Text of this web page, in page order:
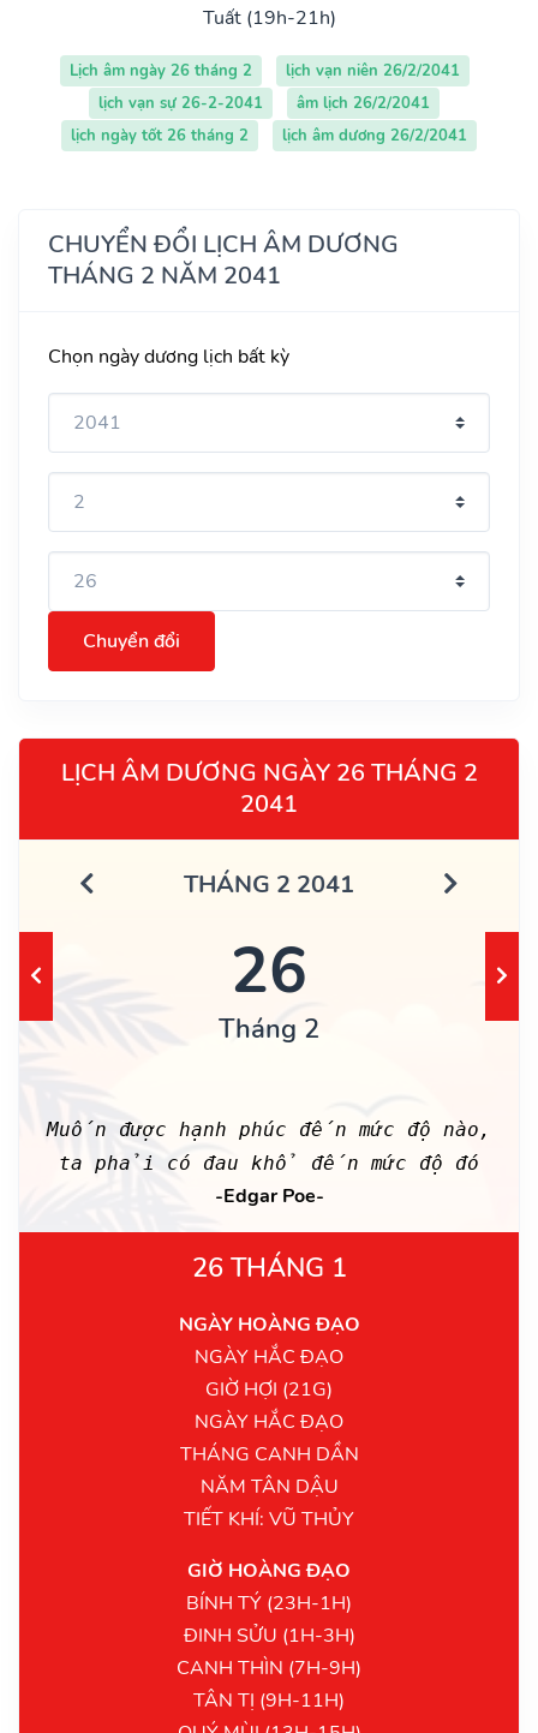
Tuất (19h-21h)
Lịch âm ngày 26 tháng 2
lịch vạn niên 26/2/2041
lịch vạn sự 26-2-2041
âm lịch 26/2/2041
lịch ngày tốt 26 tháng 2
lịch âm dương 26/2/2041
CHUYỂN ĐỔI LỊCH ÂM DƯƠNG
THÁNG 2 NĂM 2041
Chọn ngày dương lịch bất kỳ
Chuyển đổi
LỊCH ÂM DƯƠNG NGÀY 26 THÁNG 2
2041
THÁNG 2 2041
26
Tháng 2
Muốn được hạnh phúc đến mức độ nào,
ta phải có đau khổ đến mức độ đó
-Edgar Poe-
26 THÁNG 1
NGÀY HOÀNG ĐẠO
NGÀY HẮC ĐẠO
GIỜ HỢI (21G)
NGÀY HẮC ĐẠO
THÁNG CANH DẦN
NĂM TÂN DẬU
TIẾT KHÍ: VŨ THỦY
GIỜ HOÀNG ĐẠO
BÍNH TÝ (23H-1H)
ĐINH SỬU (1H-3H)
CANH THÌN (7H-9H)
TÂN TỊ (9H-11H)